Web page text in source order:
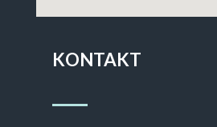
KONTAKT